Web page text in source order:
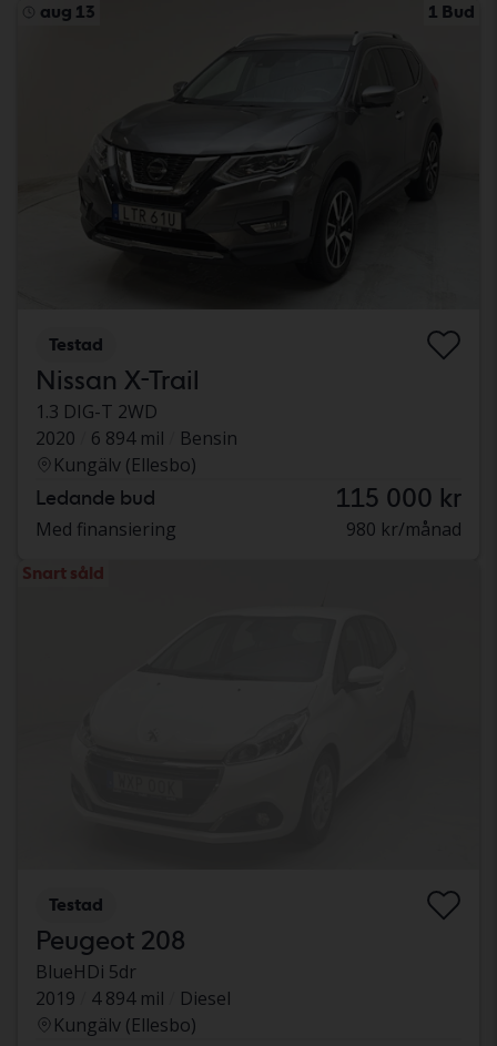
aug 13 1 Bud
Testad
Nissan X-Trail
1.3 DIG-T 2WD
2020
6 894 mil
Bensin
Kungälv (Ellesbo)
Ledande bud 115 000 kr
Med finansiering 980 kr/månad
Snart såld
Testad
Peugeot 208
BlueHDi 5dr
2019
4 894 mil
Diesel
Kungälv (Ellesbo)